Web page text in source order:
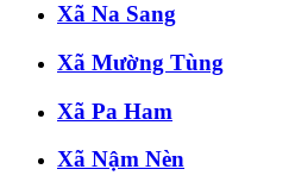
Xã Na Sang
Xã Mường Tùng
Xã Pa Ham
Xã Nậm Nèn